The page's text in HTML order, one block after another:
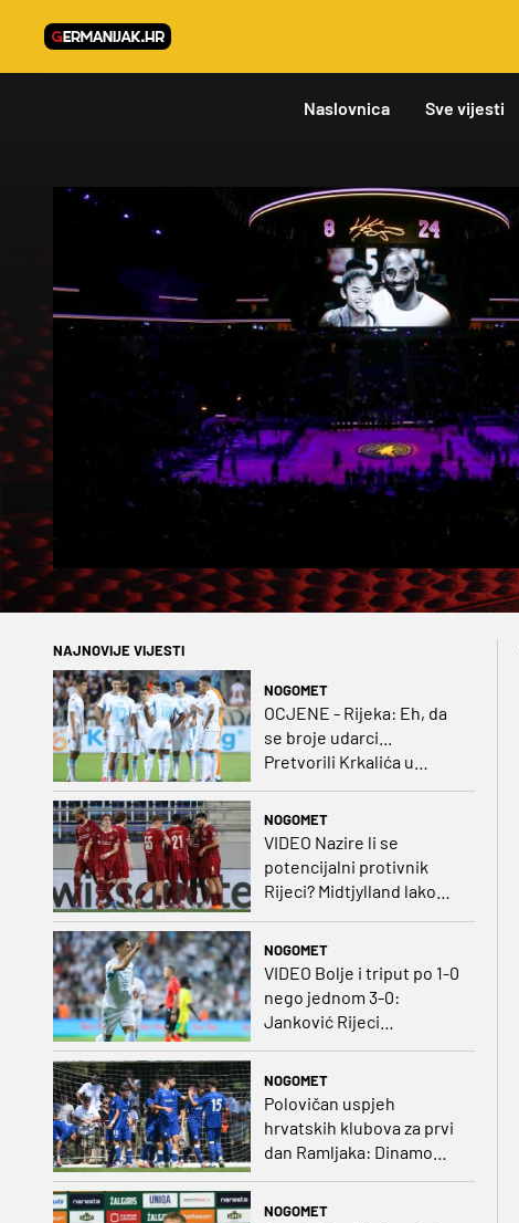
Naslovnica Sve vijesti
NAJNOVIJE VIJESTI
NOGOMET
OCJENE - Rijeka: Eh, da
se broje udarci...
Pretvorili Krkalića u
NOGOMET
VIDEO Nazire li se
potencijalni protivnik
Rijeci? Midtjylland lako
NOGOMET
VIDEO Bolje i triput po 1-0
nego jednom 3-0:
Janković Rijeci
projektilom donio slavlje
protivnika
NOGOMET
Polovičan uspjeh
hrvatskih klubova za prvi
dan Ramljaka: Dinamo
poražen od Juventusa,
NOGOMET